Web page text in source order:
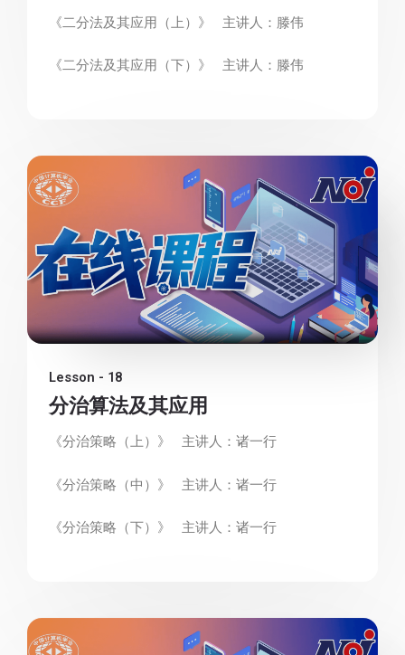
《二分法及其应用（上）》 主讲人：滕伟
《二分法及其应用（下）》 主讲人：滕伟
Lesson - 18
分治算法及其应用
《分治策略（上）》 主讲人：诸一行
《分治策略（中）》 主讲人：诸一行
《分治策略（下）》 主讲人：诸一行